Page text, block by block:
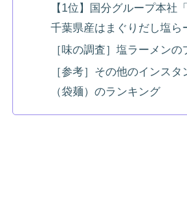
【1位】国分グループ本社
千葉県産はまぐりだし塩ら
［味の調査］塩ラーメンの
［参考］その他のインス
（袋麺）のランキング